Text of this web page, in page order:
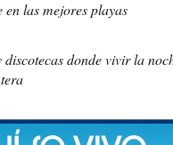
en las mejores playas
discotecas donde vivir la